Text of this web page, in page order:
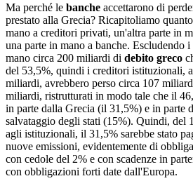
Ma perché le banche accettarono di
prestato alla Grecia? Ricapitoliamo
mano a creditori privati, un'altra parte in
una parte in mano a banche. Escludendo
mano circa 200 miliardi di debito greco
del 53,5%, quindi i creditori istituzionali,
miliardi, avrebbero perso circa 107
miliardi, ristrutturati in modo tale che il
in parte dalla Grecia (il 31,5%) e in parte
salvataggio degli stati (15%). Quindi, del
agli istituzionali, il 31,5% sarebbe stato
nuove emissioni, evidentemente di
con cedole del 2% e con scadenze in
con obbligazioni forti date dall'Europa.